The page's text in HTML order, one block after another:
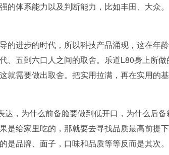
的体系能力以及判断能力，比如丰田、大众。
的进步的时代，所以科技产品涌现，这在年
、五到六口人之间的取舍。乐道L80身上所
就需要做出取舍。把实用拉满，再在实用的基
达，为什么前备舱要做到低开口，为什么后
是给家里吃的，那就要去寻找品质最高前提
是品牌、面子，口味和品质等等反而是其次。